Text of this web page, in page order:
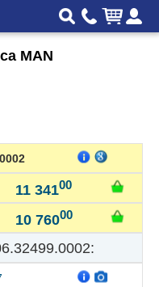
MAN
11 34100
10 76000